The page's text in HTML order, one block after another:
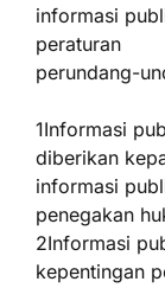
informasi
peraturan
perundang-
1Informasi
diberikan
informasi
penegakan
2Informasi
kepentingan